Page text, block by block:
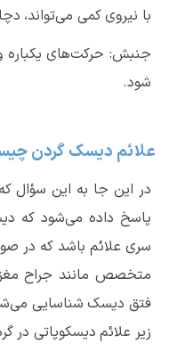
با نیروی کمی می‌تواند،
جنبش: حرکت‌های یکباره
شود.
علائم دیسک گردن
در این جا به این سؤال
پاسخ داده می‌شود که
سری علائم باشد که در
متخصص مانند جراح
فتق دیسک شناسایی
زیر علائم دیسکوپاتی در